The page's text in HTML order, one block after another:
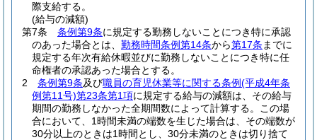
際支給する。
(給与の減額)
第7条
条例第9条に規定する勤務しないことにつき特に承認
のあった場合とは、 勤務時間条例第14条から第17条 までに
規定する年次有給休暇並びに勤務しないことにつき特に任
命権者の承認あった場合とする。
2
条例第9条及び職員の育児休業等に関する条例(平成4年条
例第11号)第23条第1項に規定する給与の減額は、その給与
期間の勤務しなかった全期間数によって計算する。
この場
合において、1時間未満の端数を生じた場合は、その端数が
30分以上のときは1時間とし、30分未満のときは切り捨て